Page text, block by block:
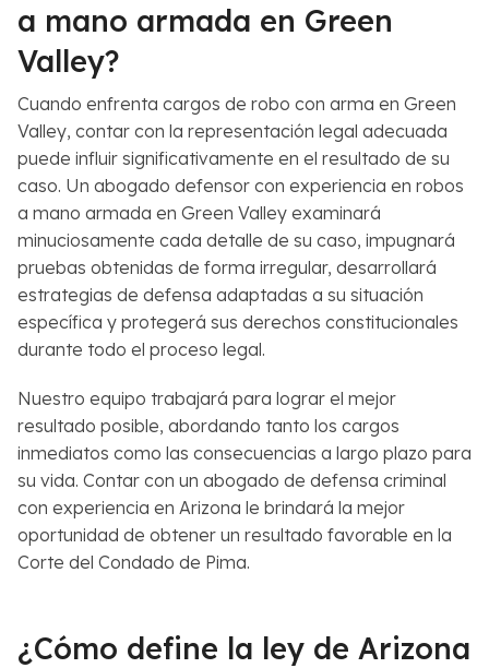
a mano armada en Green
Valley?
Cuando enfrenta cargos de robo con arma en Green
Valley, contar con la representación legal adecuada
puede influir significativamente en el resultado de su
caso. Un abogado defensor con experiencia en robos
a mano armada en Green Valley examinará
minuciosamente cada detalle de su caso, impugnará
pruebas obtenidas de forma irregular, desarrollará
estrategias de defensa adaptadas a su situación
específica y protegerá sus derechos constitucionales
durante todo el proceso legal.
Nuestro equipo trabajará para lograr el mejor
resultado posible, abordando tanto los cargos
inmediatos como las consecuencias a largo plazo para
su vida. Contar con un abogado de defensa criminal
con experiencia en Arizona le brindará la mejor
oportunidad de obtener un resultado favorable en la
Corte del Condado de Pima.
¿Cómo define la ley de Arizona